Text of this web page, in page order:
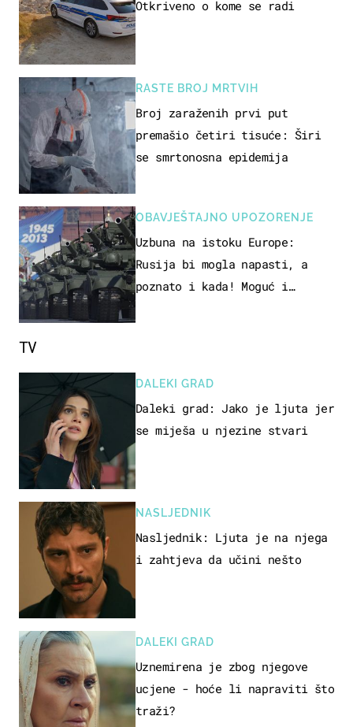
Otkriveno o kome se radi
RASTE BROJ MRTVIH
Broj zaraženih prvi put
premašio četiri tisuće: Širi
se smrtonosna epidemija
OBAVJEŠTAJNO UPOZORENJE
Uzbuna na istoku Europe:
Rusija bi mogla napasti, a
poznato i kada! Moguć i
TV
DALEKI GRAD
Daleki grad: Jako je ljuta jer
se miješa u njezine stvari
NASLJEDNIK
Nasljednik: Ljuta je na njega
i zahtjeva da učini nešto
DALEKI GRAD
Uznemirena je zbog njegove
ucjene - hoće li napraviti što
traži?